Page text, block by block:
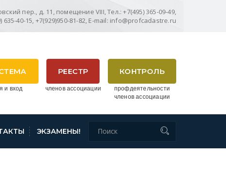
пер., д. 11, помещение VIII, Тел.: +7(495) 365-09-49,
635-40-15, +7(929)950-81-82, E-mail: info@profcadastre.ru
КОНТРОЛЬ
профдеятельности
членов ассоциации
РЕЕСТР
членов ассоциации
и вход
ЭКЗАМЕНЫ!